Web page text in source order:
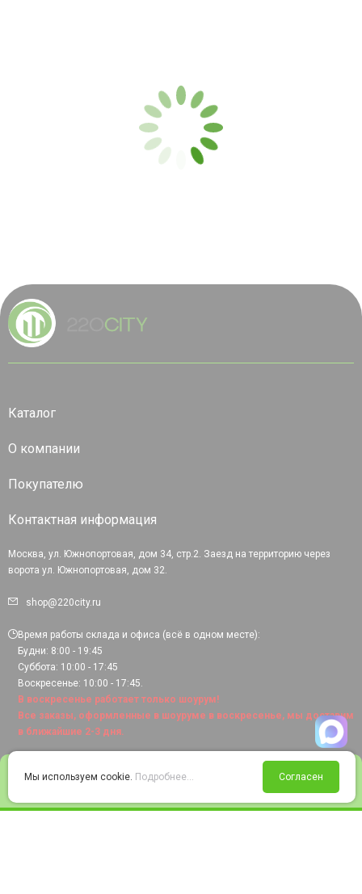
Войти Избранное Корзина
Каталог
О компании
Покупателю
Контактная информация
Москва, ул. Южнопортовая, дом 34, стр.2. Заезд на территорию через
ворота ул. Южнопортовая, дом 32.
shop@220city.ru
Время работы склада и офиса (всё в одном месте):
Будни: 8:00 - 19:45
Суббота: 10:00 - 17:45
Воскресенье: 10:00 - 17:45.
В воскресенье работает только шоурум!
Все заказы, оформленные в шоуруме в воскресенье, мы доставим
в ближайшие 2-3 дня.
Мы используем cookie. Подробнее... Согласен